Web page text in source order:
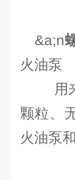
&a;n
火油泵
用来
颗粒、
火油泵